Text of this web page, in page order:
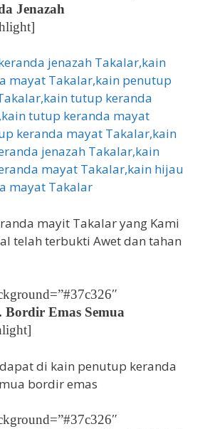
Jenazah
mayit Takalar yang Kami
telah terbukti Awet dan tahan
Bordir Emas Semua
di kain penutup keranda
bordir emas